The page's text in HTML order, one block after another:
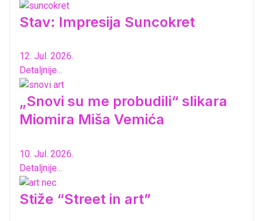
Stav: Impresija Suncokret
12. Jul. 2026.
Detaljnije...
„Snovi su me probudili“ slikara
Miomira Miša Vemića
10. Jul. 2026.
Detaljnije...
Stiže “Street in art”